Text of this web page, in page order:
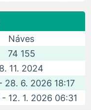
Náves
74 155
8. 11. 2024
28. 6. 2026 18:17
- 12. 1. 2026 06:31